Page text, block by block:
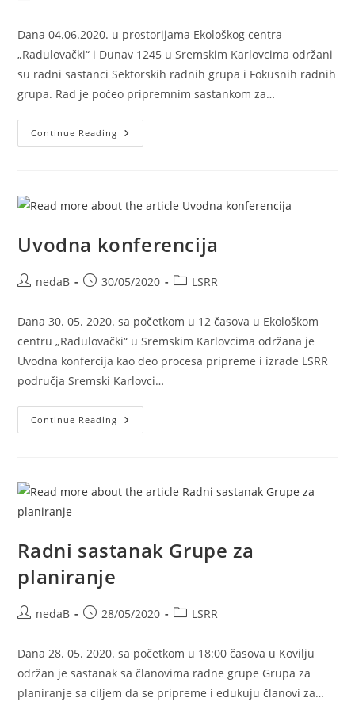
Dana 04.06.2020. u prostorijama Ekološkog centra
„Radulovački“ i Dunav 1245 u Sremskim Karlovcima održani
su radni sastanci Sektorskih radnih grupa i Fokusnih radnih
grupa. Rad je počeo pripremnim sastankom za…
Continue Reading
Uvodna konferencija
nedaB 30/05/2020 LSRR
Dana 30. 05. 2020. sa početkom u 12 časova u Ekološkom
centru „Radulovački“ u Sremskim Karlovcima održana je
Uvodna konfercija kao deo procesa pripreme i izrade LSRR
područja Sremski Karlovci…
Continue Reading
Radni sastanak Grupe za
planiranje
nedaB 28/05/2020 LSRR
Dana 28. 05. 2020. sa početkom u 18:00 časova u Kovilju
održan je sastanak sa članovima radne grupe Grupa za
planiranje sa ciljem da se pripreme i edukuju članovi za…